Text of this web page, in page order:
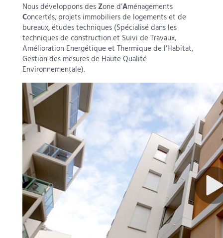
Nous développons des Zone d’Aménagements
Concertés, projets immobiliers de logements et de
bureaux, études techniques (Spécialisé dans les
techniques de construction et Suivi de Travaux,
Amélioration Energétique et Thermique de l’Habitat,
Gestion des mesures de Haute Qualité
Environnementale).